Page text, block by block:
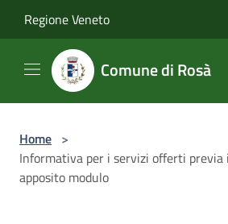
Regione Veneto
Comune di Rosà
Home >
Informativa per i servizi offerti previa
apposito modulo